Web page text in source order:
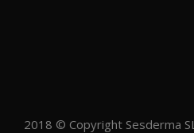
2018 © Copyright Sesderma SL